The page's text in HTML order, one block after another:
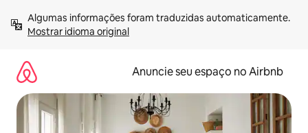
para
Mostrar idioma original
Anuncie seu espaço no Airbnb